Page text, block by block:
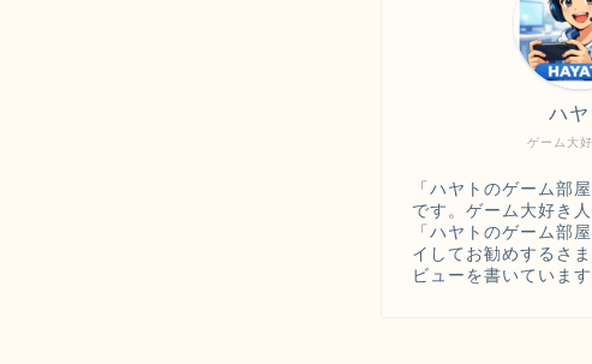
ゲーム大
ハヤ
「ハヤトのゲーム部
です。ゲーム大好き
「ハヤトのゲーム部
イしてお勧めするさ
ビューを書いています